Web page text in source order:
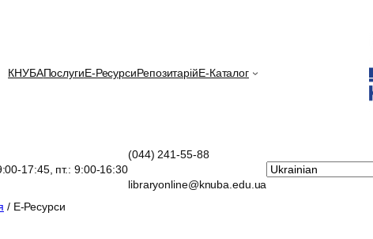
КНУБАПослугиE-РесурсиРепозитарійЕ-Каталог
17:45, пт.: 9:00-16:30
(044) 241-55-88
libraryonline@knuba.edu.ua
/ Е-Ресурси